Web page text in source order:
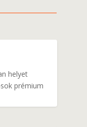
helyet
prémium